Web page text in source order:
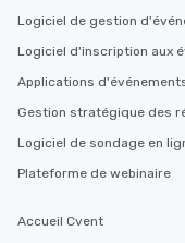
Logiciel de gestion
Logiciel d'inscription aux
Applications
Gestion stratégique des
Logiciel de sondage en
Plateforme de webinaire
Accueil Cvent